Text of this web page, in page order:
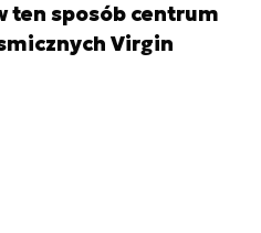
ten sposób centrum
Virgin